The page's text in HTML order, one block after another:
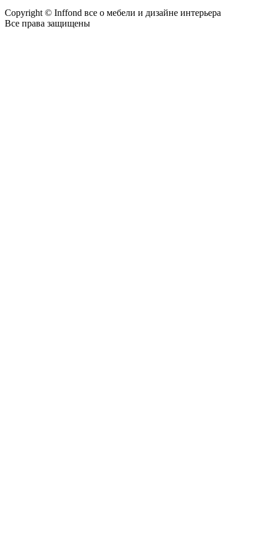
Copyright © Inffond все о мебели и дизайне интерьера
Все права защищены